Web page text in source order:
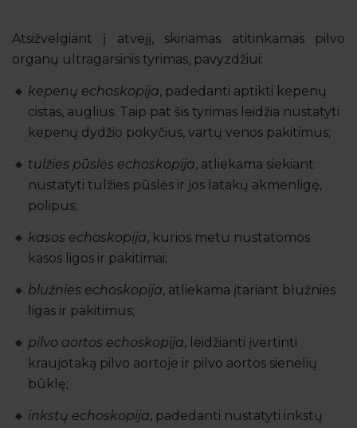
Atsižvelgiant į atvejį, skiriamas atitinkamas pilvo
organų ultragarsinis tyrimas, pavyzdžiui:
kepenų echoskopija, padedanti aptikti kepenų
cistas, auglius. Taip pat šis tyrimas leidžia nustatyti
kepenų dydžio pokyčius, vartų venos pakitimus;
tulžies pūslės echoskopija, atliekama siekiant
nustatyti tulžies pūslės ir jos latakų akmenligę,
polipus;
kasos echoskopija, kurios metu nustatomos
kasos ligos ir pakitimai;
blužnies echoskopija, atliekama įtariant blužnies
ligas ir pakitimus;
pilvo aortos echoskopija, leidžianti įvertinti
kraujotaką pilvo aortoje ir pilvo aortos sienelių
būklę;
inkstų echoskopija, padedanti nustatyti inkstų